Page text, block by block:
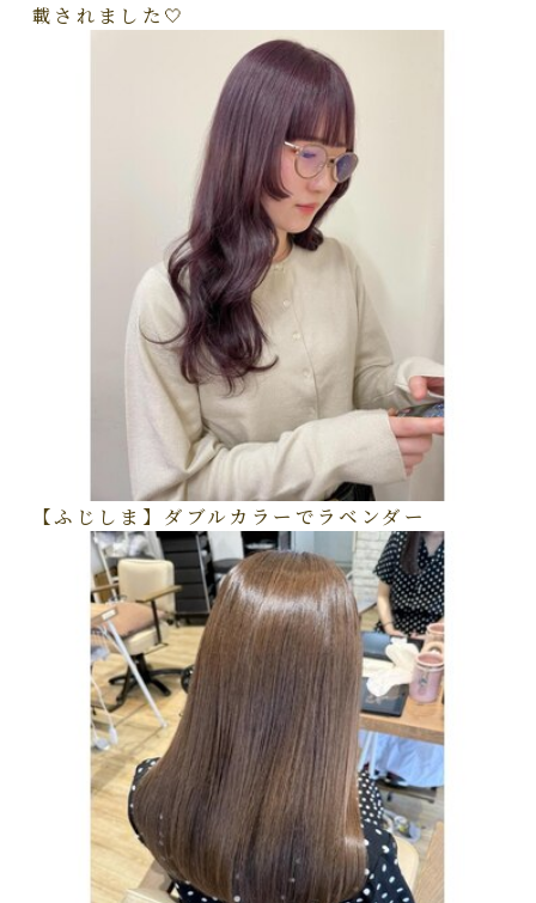
載されました🤍
【ふじしま】ダブルカラーでラベンダー